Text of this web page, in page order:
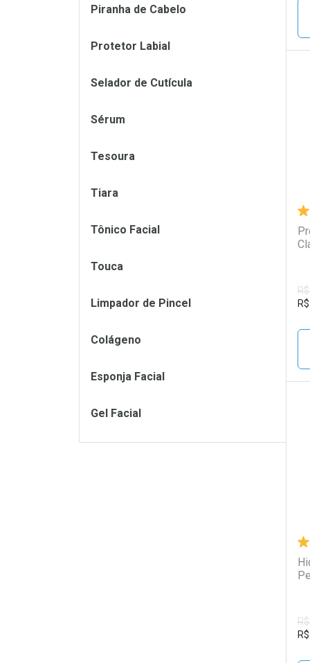
R$
R$
Piranha de Cabelo
Protetor Labial
Selador de Cutícula
Sérum
Tesoura
Tiara
Tônico Facial
Touca
Limpador de Pincel
Colágeno
Esponja Facial
Gel Facial